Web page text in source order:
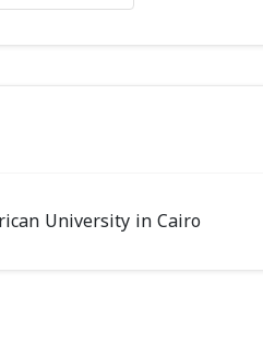
University in Cairo